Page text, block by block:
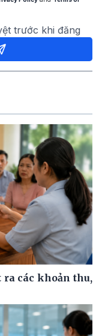
trước khi đăng
các khoản thu,